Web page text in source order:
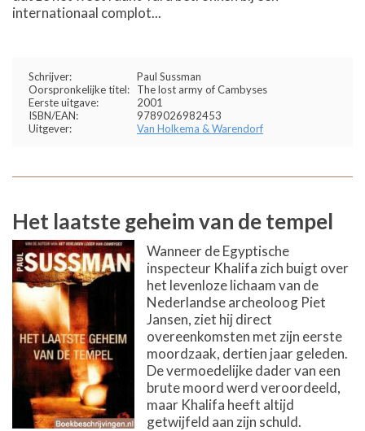
internationaal complot...
Schrijver:
Paul Sussman
Oorspronkelijke titel:
The lost army of Cambyses
Eerste uitgave:
2001
ISBN/EAN:
9789026982453
Uitgever:
Van Holkema & Warendorf
Het laatste geheim van de tempel
Wanneer de Egyptische
inspecteur Khalifa zich buigt over
het levenloze lichaam van de
Nederlandse archeoloog Piet
Jansen, ziet hij direct
overeenkomsten met zijn eerste
moordzaak, dertien jaar geleden.
De vermoedelijke dader van een
brute moord werd veroordeeld,
maar Khalifa heeft altijd
getwijfeld aan zijn schuld.